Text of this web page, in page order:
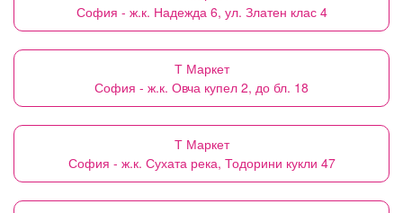
София - ж.к. Надежда 6, ул. Златен клас 4
Т Маркет
София - ж.к. Овча купел 2, до бл. 18
Т Маркет
София - ж.к. Сухата река, Тодорини кукли 47